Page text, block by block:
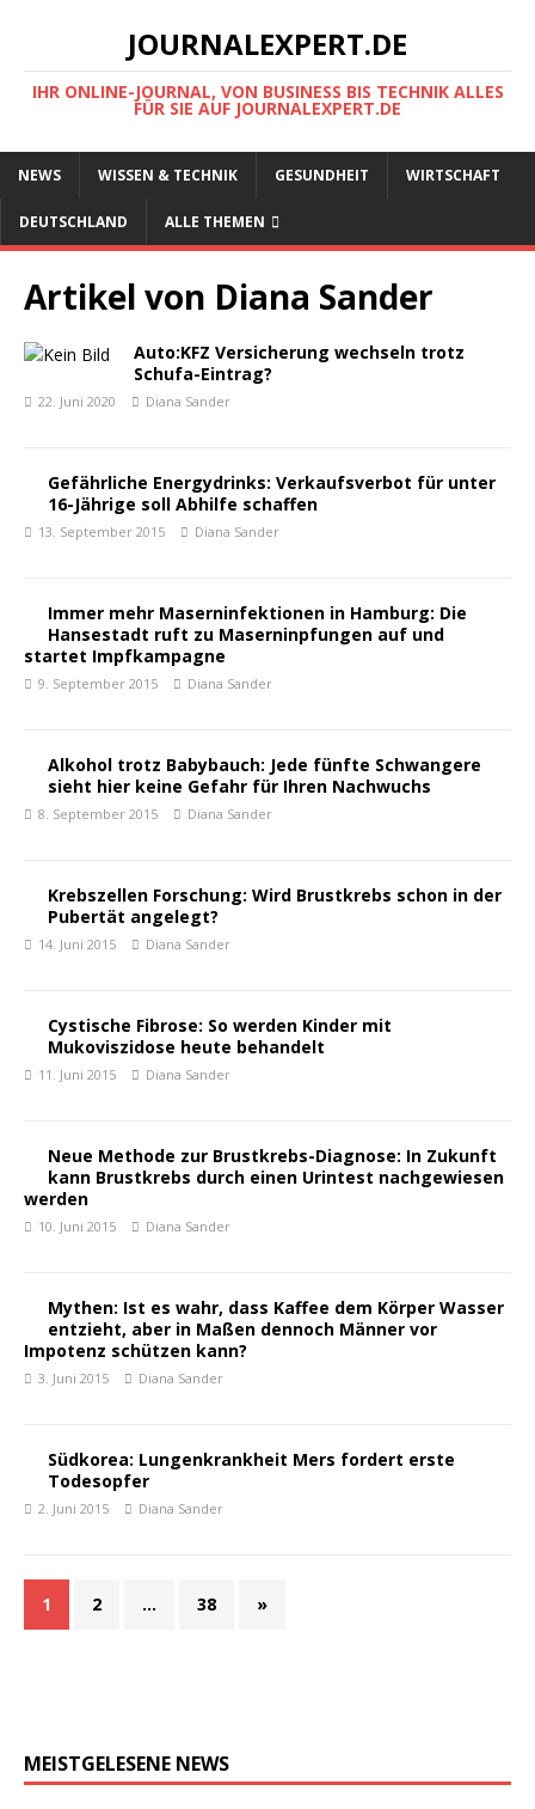
JOURNALEXPERT.DE
IHR ONLINE-JOURNAL, VON BUSINESS BIS TECHNIK ALLES
FÜR SIE AUF JOURNALEXPERT.DE
NEWS WISSEN & TECHNIK GESUNDHEIT WIRTSCHAFT
DEUTSCHLAND ALLE THEMEN
Artikel von Diana Sander
Auto:KFZ Versicherung wechseln trotz
Schufa-Eintrag?
22. Juni 2020 Diana Sander
Gefährliche Energydrinks: Verkaufsverbot für unter
16-Jährige soll Abhilfe schaffen
13. September 2015 Diana Sander
Immer mehr Maserninfektionen in Hamburg: Die
Hansestadt ruft zu Maserninpfungen auf und
startet Impfkampagne
9. September 2015 Diana Sander
Alkohol trotz Babybauch: Jede fünfte Schwangere
sieht hier keine Gefahr für Ihren Nachwuchs
8. September 2015 Diana Sander
Krebszellen Forschung: Wird Brustkrebs schon in der
Pubertät angelegt?
14. Juni 2015 Diana Sander
Cystische Fibrose: So werden Kinder mit
Mukoviszidose heute behandelt
11. Juni 2015 Diana Sander
Neue Methode zur Brustkrebs-Diagnose: In Zukunft
kann Brustkrebs durch einen Urintest nachgewiesen
werden
10. Juni 2015 Diana Sander
Mythen: Ist es wahr, dass Kaffee dem Körper Wasser
entzieht, aber in Maßen dennoch Männer vor
Impotenz schützen kann?
3. Juni 2015 Diana Sander
Südkorea: Lungenkrankheit Mers fordert erste
Todesopfer
2. Juni 2015 Diana Sander
1 2 … 38 »
MEISTGELESENE NEWS